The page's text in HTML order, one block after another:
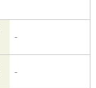
-
-